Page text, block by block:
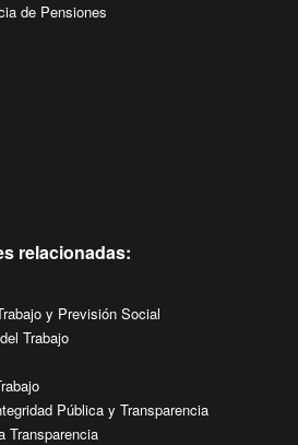
de Pensiones
relacionadas:
y Previsión Social
Trabajo
Pública y Transparencia
Transparencia